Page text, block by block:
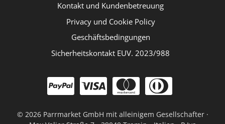
Kontakt und Kundenbetreuung
Privacy und Cookie Policy
Geschäftsbedingungen
Sicherheitskontakt EUV. 2023/988
© 2026 Parrmarket GmbH mit alleinigem Gesellschafter ·